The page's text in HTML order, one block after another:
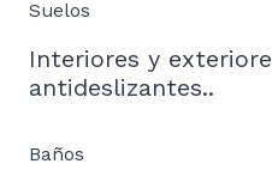
Suelos
Interiores y
antideslizantes..
Baños